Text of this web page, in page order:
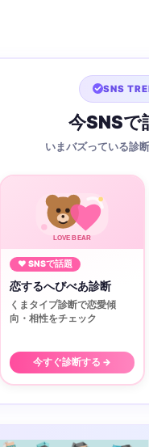
SNS
今SNSで
いまバズっている診
LOVE BEAR
♥ SNSで話題
恋するへびべあ診断
くまタイプ診断で恋愛傾
向・相性をチェック
今すぐ診断する →